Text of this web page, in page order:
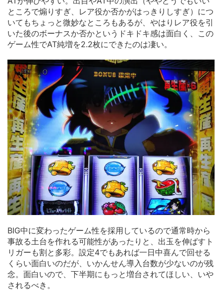
ところで煽りすぎ、レア役か否かがはっきりしすぎ）につ
いてもちょっと微妙なところもあるが、やはりレア役を引
いた後のボーナスか否かというドキドキ感は面白く、この
ゲーム性でAT純増を2.2枚にできたのは凄い。
BIG中に変わったゲーム性を採用しているので通常時から
事故る土台を作れる可能性があったりと、出玉を伸ばすト
リガーも割と多彩。設定4でもあれば一日中喜んで回せる
くらい面白いのだが、いかんせん導入台数が少ないのが残
念。面白いので、下半期にもっと増台されてほしい、いや
されるべき。